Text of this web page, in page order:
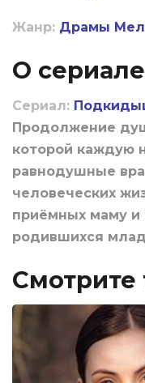
Жанр: Драмы
О сериале
Сериал:
Продолжение
которой каждую
равнодушные
человеческих
приёмных маму и
родившихся
Смотрите